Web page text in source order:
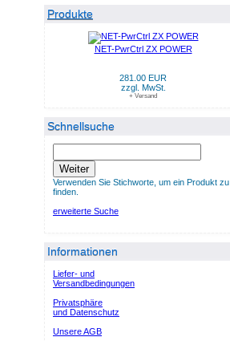
Produkte
NET-PwrCtrl ZX POWER
281.00 EUR
zzgl. MwSt.
+ Versand
Schnellsuche
Weiter
Verwenden Sie Stichworte, um ein Produkt zu
finden.
erweiterte Suche
Informationen
Liefer- und
Versandbedingungen
Privatsphäre
und Datenschutz
Unsere AGB